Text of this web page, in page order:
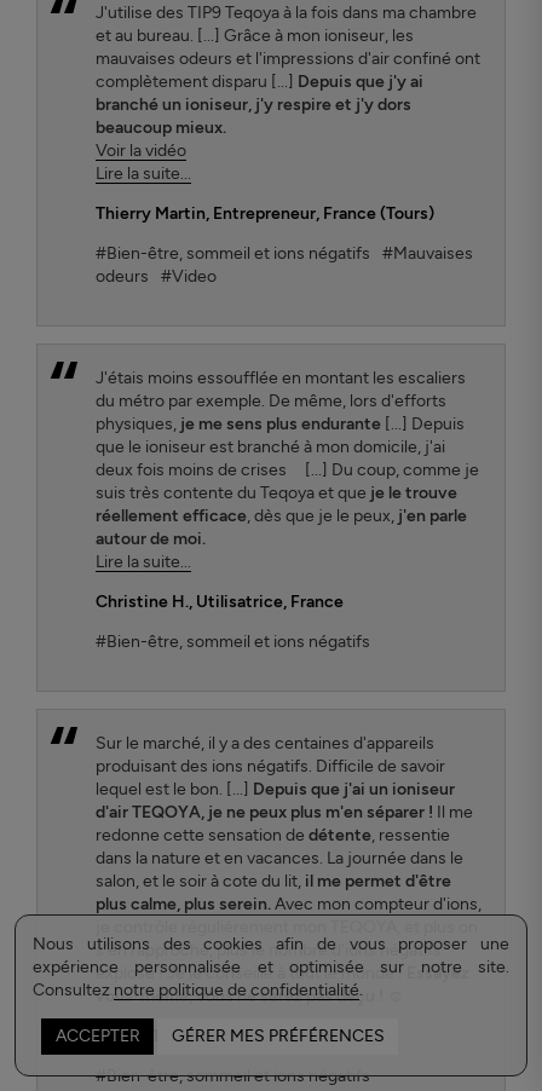
Nous utilisons des cookies afin de vous proposer une
expérience personnalisée et optimisée sur notre site.
Consultez notre politique de confidentialité.
ACCEPTER GÉRER MES PRÉFÉRENCES
J'utilise des TIP9 Teqoya à la fois dans ma chambre
et au bureau. [...] Grâce à mon ioniseur, les
mauvaises odeurs et l'impressions d'air confiné ont
complètement disparu [...] Depuis que j'y ai
branché un ioniseur, j'y respire et j'y dors
beaucoup mieux.
Voir la vidéo
Lire la suite...
Thierry Martin, Entrepreneur, France (Tours)
#Bien-être, sommeil et ions négatifs
#Mauvaises
odeurs
#Video
J'étais moins essoufflée en montant les escaliers
du métro par exemple. De même, lors d'efforts
physiques, je me sens plus endurante[...] Depuis
que le ioniseur est branché à mon domicile, j'ai
deux fois moins de crises [...] Du coup, comme je
suis très contente du Teqoya et que je le trouve
réellement efficace, dès que je le peux, j'en parle
autour de moi.
Lire la suite...
Christine H., Utilisatrice, France
#Bien-être, sommeil et ions négatifs
Sur le marché, il y a des centaines d'appareils
produisant des ions négatifs. Difficile de savoir
lequel est le bon. [...] Depuis que j'ai un ioniseur
d'air TEQOYA, je ne peux plus m'en séparer ! Il me
redonne cette sensation de détente, ressentie
dans la nature et en vacances. La journée dans le
salon, et le soir à cote du lit, il me permet d'être
plus calme, plus serein.Avec mon compteur d'ions,
s'en rapproche, plus le nombre d'ions négatifs
explose ! Je le conseille à tout le monde ! Essayez
vous-même, vous ne serez pas déçu ! ☺
Benoit Thome, Utilisateur, France
#Bien-être, sommeil et ions négatifs